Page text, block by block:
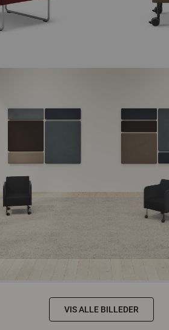
VIS ALLE BILLEDER